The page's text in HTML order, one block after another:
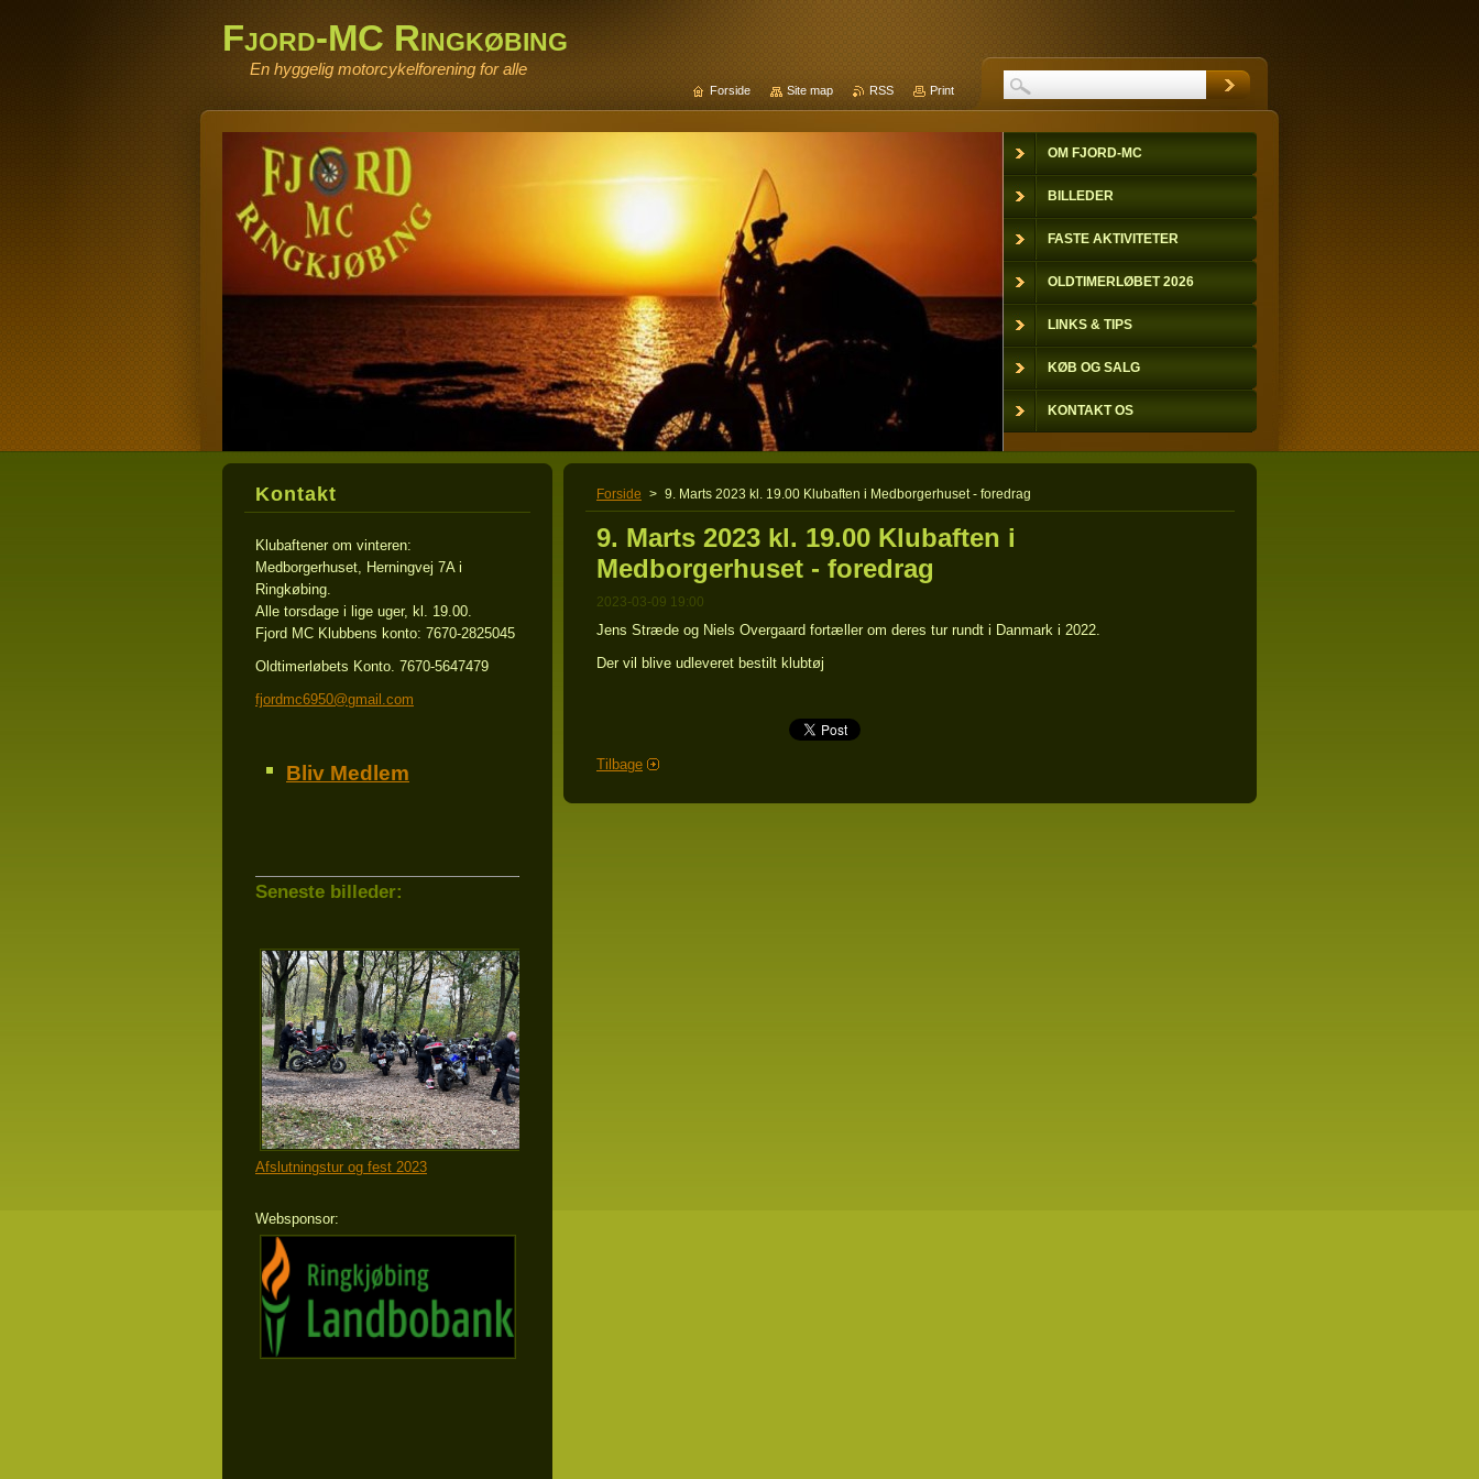
Fjord-MC Ringkøbing
En hyggelig motorcykelforening for alle
Forside > 9. Marts 2023 kl. 19.00 Klubaften i Medborgerhuset - foredrag
9. Marts 2023 kl. 19.00 Klubaften i
Medborgerhuset - foredrag
2023-03-09 19:00
Jens Stræde og Niels Overgaard fortæller om deres tur rundt i Danmark i 2022.
Der vil blive udleveret bestilt klubtøj
Tilbage
Kontakt
Klubaftener om vinteren:
Medborgerhuset, Herningvej 7A i
Ringkøbing.
Alle torsdage i lige uger, kl. 19.00.
Fjord MC Klubbens konto: 7670-2825045
Oldtimerløbets Konto. 7670-5647479
fjordmc6950@gmai l.com
Bliv Medlem
Seneste billeder:
Afslutningstur og fest 2023
Websponsor:
OM FJORD-MC
BILLEDER
FASTE AKTIVITETER
OLDTIMERLØBET 2026
LINKS & TIPS
KØB OG SALG
KONTAKT OS
Forside Site map RSS Print